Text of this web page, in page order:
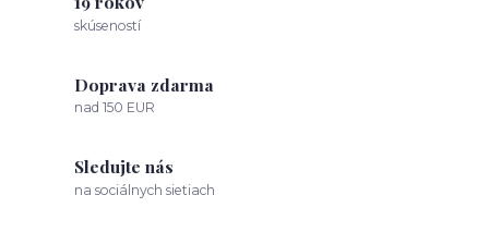
skúseností
Doprava zdarma
nad 150 EUR
Sledujte nás
na sociálnych sietiach